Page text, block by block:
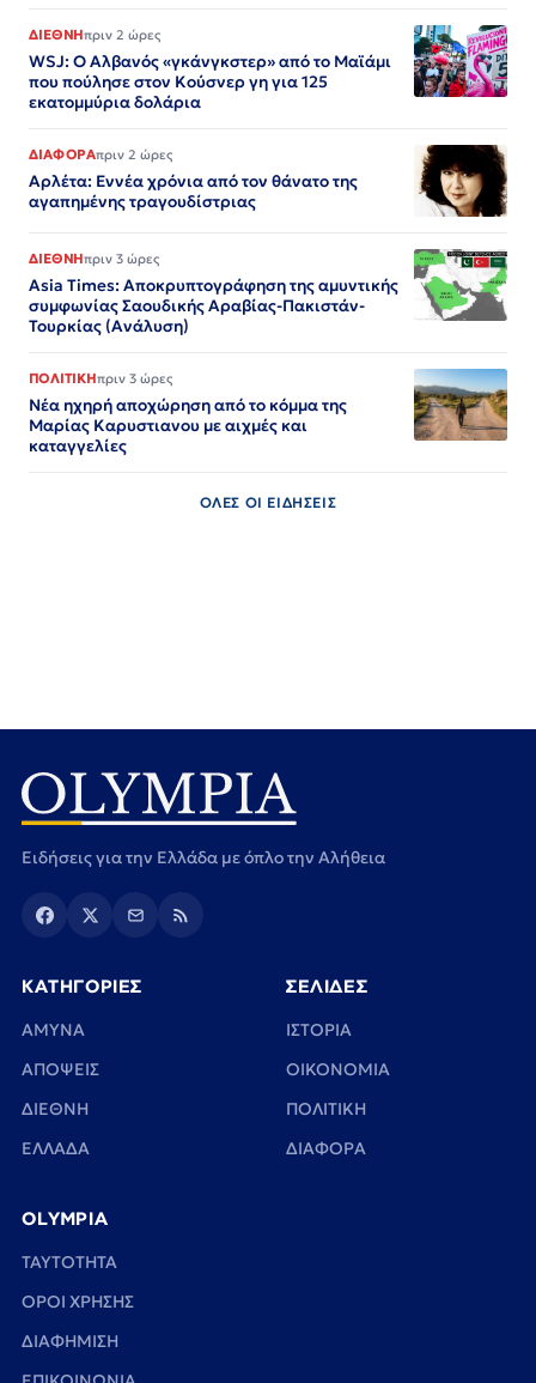
ΔΙΕΘΝΗπριν 2 ώρες
WSJ: Ο Αλβανός «γκάνγκστερ» από το Μαϊάμι
που πούλησε στον Κούσνερ γη για 125
εκατομμύρια δολάρια
ΔΙΑΦΟΡΑπριν 2 ώρες
Αρλέτα: Εννέα χρόνια από τον θάνατο της
αγαπημένης τραγουδίστριας
ΔΙΕΘΝΗπριν 3 ώρες
Asia Times: Αποκρυπτογράφηση της αμυντικής
συμφωνίας Σαουδικής Αραβίας-Πακιστάν-
Τουρκίας (Ανάλυση)
ΠΟΛΙΤΙΚΗπριν 3 ώρες
Νέα ηχηρή αποχώρηση από το κόμμα της
Μαρίας Καρυστιανου με αιχμές και
καταγγελίες
ΟΛΕΣ ΟΙ ΕΙΔΗΣΕΙΣ
Ειδήσεις για την Ελλάδα με όπλο την Αλήθεια
ΚΑΤΗΓΟΡΙΕΣ
ΑΜΥΝΑ
ΑΠΟΨΕΙΣ
ΔΙΕΘΝΗ
ΕΛΛΑΔΑ
ΣΕΛΙΔΕΣ
ΙΣΤΟΡΙΑ
ΟΙΚΟΝΟΜΙΑ
ΠΟΛΙΤΙΚΗ
ΔΙΑΦΟΡΑ
OLYMPIA
TAYTOTHTA
ΟΡΟΙ ΧΡΗΣΗΣ
ΔΙΑΦΗΜΙΣΗ